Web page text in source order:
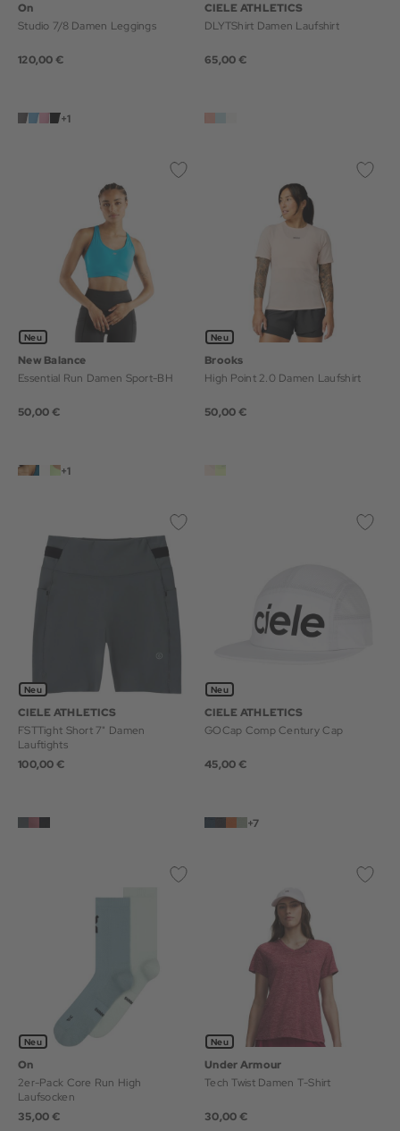
On
Studio 7/8 Damen Leggings
120,00 €
+1
CIELE ATHLETICS
DLYTShirt Damen Laufshirt
65,00 €
Neu
New Balance
Essential Run Damen Sport-BH
50,00 €
+1
Neu
Brooks
High Point 2.0 Damen Laufshirt
50,00 €
Neu
CIELE ATHLETICS
FSTTight Short 7" Damen
Lauftights
100,00 €
Neu
CIELE ATHLETICS
GOCap Comp Century Cap
45,00 €
+7
Neu
On
2er-Pack Core Run High
Laufsocken
35,00 €
Neu
Under Armour
Tech Twist Damen T-Shirt
30,00 €